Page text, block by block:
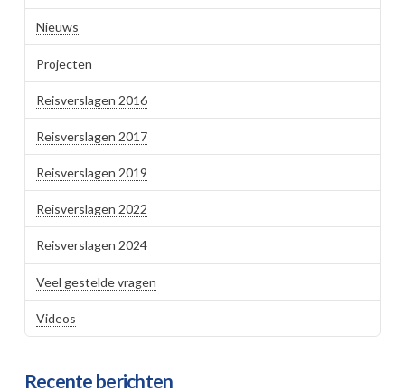
Nieuws
Projecten
Reisverslagen 2016
Reisverslagen 2017
Reisverslagen 2019
Reisverslagen 2022
Reisverslagen 2024
Veel gestelde vragen
Videos
Recente berichten